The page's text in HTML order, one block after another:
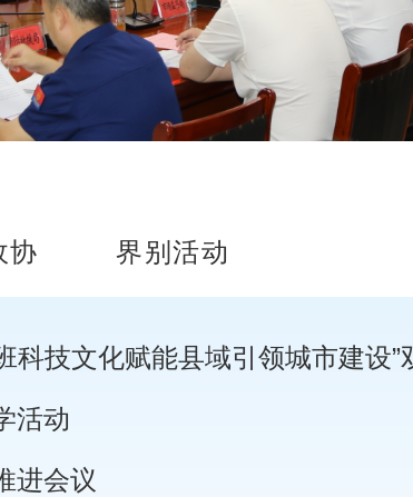
协 界别活动
活动
进会议